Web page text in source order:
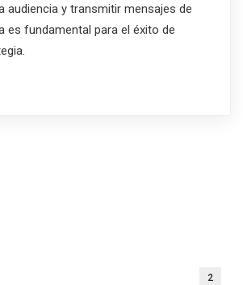
audiencia y transmitir mensajes de
es fundamental para el éxito de
2